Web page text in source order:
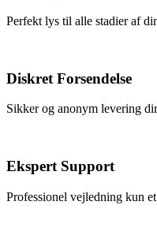
Perfekt lys til alle stadier af
Diskret Forsendelse
Sikker og anonym levering
Ekspert Support
Professionel vejledning kun